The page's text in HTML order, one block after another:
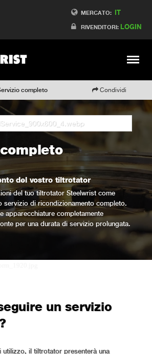
MERCATO: IT
RIVENDITORI: LOGIN
Meny
completo Condividi
del vostro tiltrotator
del tuo tiltrotator Steelwrist come
servizio di ricondizionamento completo.
apparecchiature completamente
per una durata di servizio prolungata.
un servizio
utilizzo, il tiltrotator presenterà una